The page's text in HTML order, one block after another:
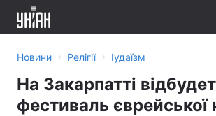
Новини › Релігії › Іудаїзм
На Закарпатті
фестиваль єврейської